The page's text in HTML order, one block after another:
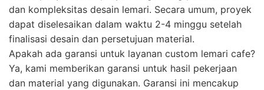
dan kompleksitas desain lemari. Secara umum, proyek
dapat diselesaikan dalam waktu 2-4 minggu setelah
finalisasi desain dan persetujuan material.
Apakah ada garansi untuk layanan custom lemari cafe?
Ya, kami memberikan garansi untuk hasil pekerjaan
dan material yang digunakan. Garansi ini mencakup